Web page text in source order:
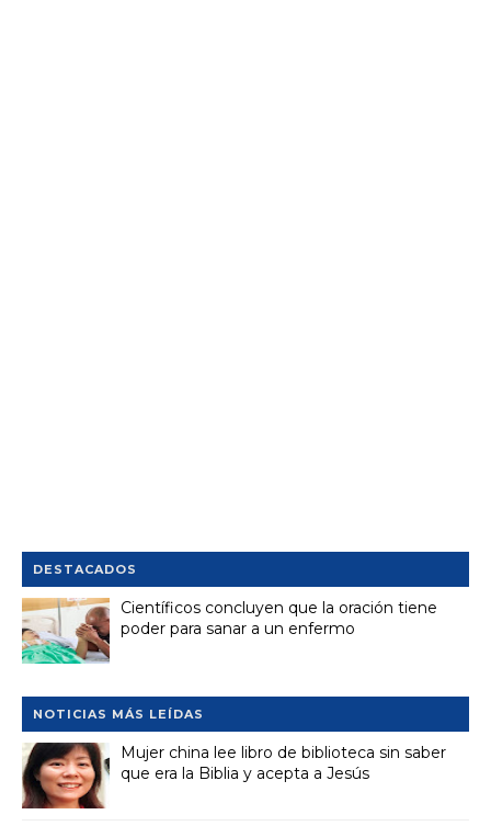
DESTACADOS
Científicos concluyen que la oración tiene
poder para sanar a un enfermo
NOTICIAS MÁS LEÍDAS
Mujer china lee libro de biblioteca sin saber
que era la Biblia y acepta a Jesús